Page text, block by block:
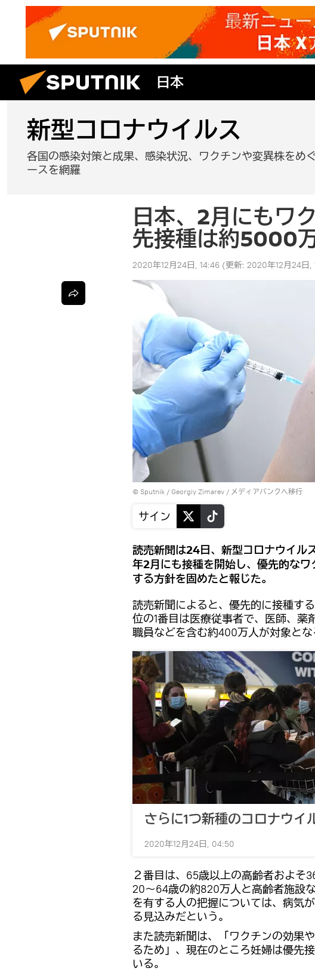
日本
新型コロナウイルス
各国の感染対策と成果、感染状況、ワクチンや変異株をめ
ースを網羅
日本、2月にもワ
先接種は約5000
2020年12月24日, 14:46 (更新: 2020年12月24日,
© Sputnik / Georgiy Zimarev / メディアバンクへ移行
サイン
読売新聞は24日、新型コロナウイル
年2月にも接種を開始し、優先的な
する方針を固めたと報じた。
読売新聞によると、優先的に接種す
位の1番目は医療従事者で、医師、
職員などを含む約400万人が対象とな
さらに1つ新種のコロナウイ
2020年12月24日, 04:50
２番目は、65歳以上の高齢者およそ
20～64歳の約820万人と高齢者施設
を有する人の把握については、病気
る見込みだという。
また読売新聞は、「ワクチンの効果
るため」、現在のところ妊婦は優先
いる。